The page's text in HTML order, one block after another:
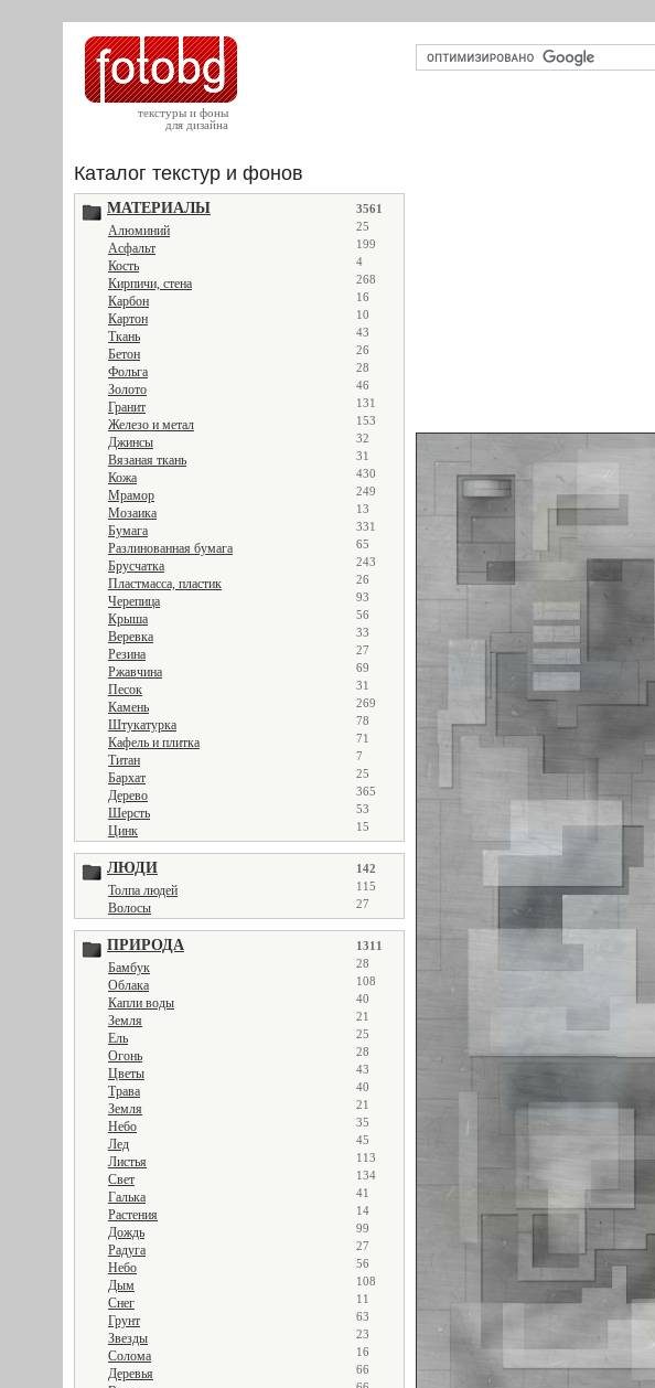
текстуры и фоны
для дизайна
Каталог текстур и фонов
МАТЕРИАЛЫ 3561
Алюминий 25
Асфальт 199
Кость 4
Кирпичи, стена 268
Карбон 16
Картон 10
Ткань 43
Бетон 26
Фольга 28
Золото 46
Гранит 131
Железо и метал 153
Джинсы 32
Вязаная ткань 31
Кожа 430
Мрамор 249
Мозаика 13
Бумага 331
Разлинованная бумага 65
Брусчатка 243
Пластмасса, пластик 26
Черепица 93
Крыша 56
Веревка 33
Резина 27
Ржавчина 69
Песок 31
Камень 269
Штукатурка 78
Кафель и плитка 71
Титан 7
Бархат 25
Дерево 365
Шерсть 53
Цинк 15
ЛЮДИ 142
Толпа людей 115
Волосы 27
ПРИРОДА 1311
Бамбук 28
Облака 108
Капли воды 40
Земля 21
Ель 25
Огонь 28
Цветы 43
Трава 40
Земля 21
Небо 35
Лед 45
Листья 113
Свет 134
Галька 41
Растения 14
Дождь 99
Радуга 27
Небо 56
Дым 108
Снег 11
Грунт 63
Звезды 23
Солома 16
Деревья 66